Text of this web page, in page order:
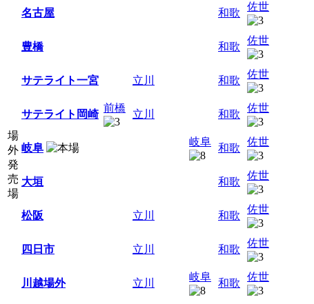
場
外
発
売
場
名古屋 和歌
佐世
豊橋 和歌
佐世
サテライト一宮 立川 和歌
佐世
サテライト岡崎
前橋
立川 和歌
佐世
岐阜
岐阜
和歌
佐世
大垣 和歌
佐世
松阪 立川 和歌
佐世
四日市 立川 和歌
佐世
川越場外 立川
岐阜
和歌
佐世